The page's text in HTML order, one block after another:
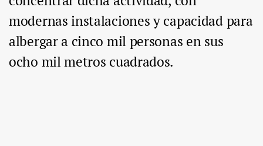
modernas instalaciones y capacidad para
albergar a cinco mil personas en sus
ocho mil metros cuadrados.